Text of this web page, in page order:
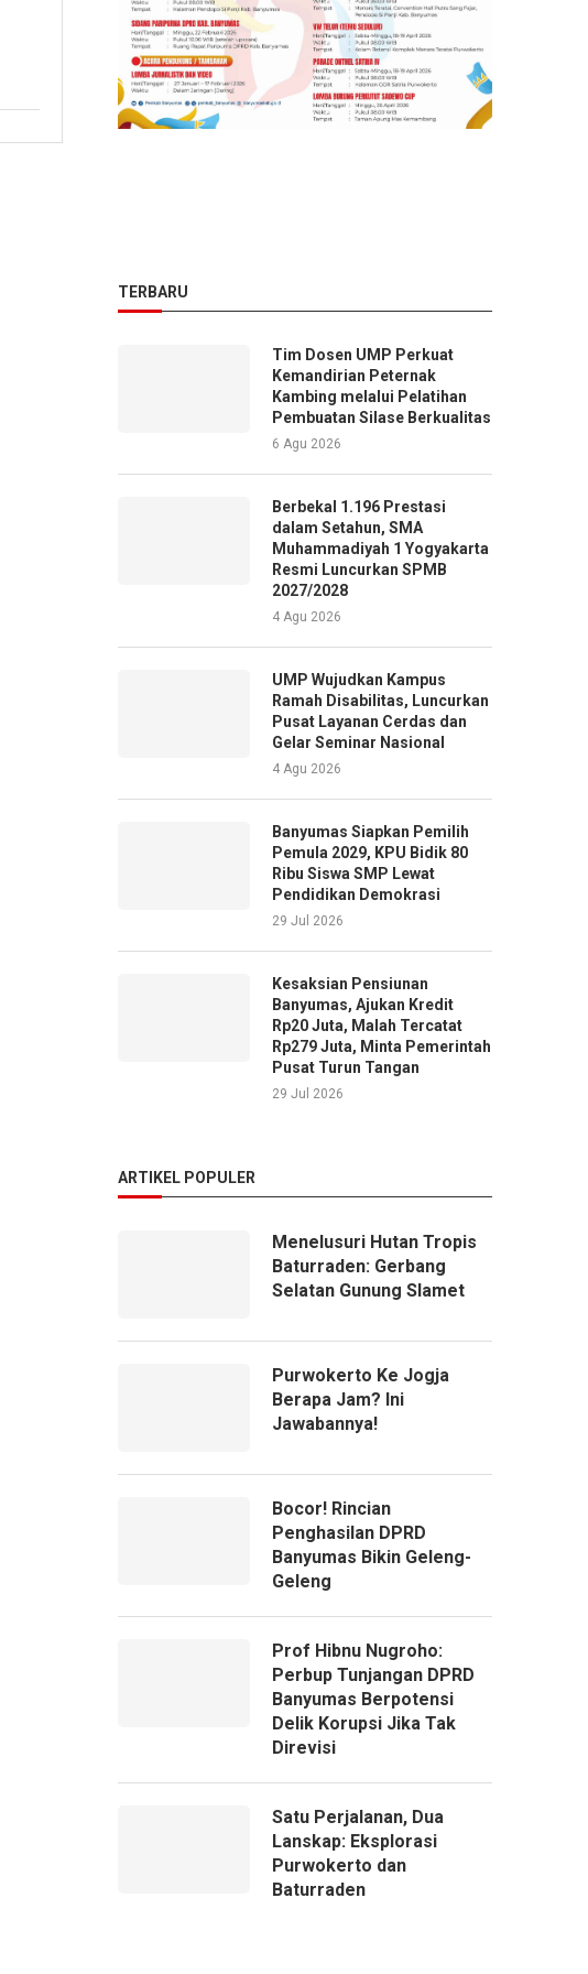
TERBARU
Tim Dosen UMP Perkuat
Kemandirian Peternak
Kambing melalui Pelatihan
Pembuatan Silase Berkualitas
6 Agu 2026
Berbekal 1.196 Prestasi
dalam Setahun, SMA
Muhammadiyah 1 Yogyakarta
Resmi Luncurkan SPMB
2027/2028
4 Agu 2026
UMP Wujudkan Kampus
Ramah Disabilitas, Luncurkan
Pusat Layanan Cerdas dan
Gelar Seminar Nasional
4 Agu 2026
Banyumas Siapkan Pemilih
Pemula 2029, KPU Bidik 80
Ribu Siswa SMP Lewat
Pendidikan Demokrasi
29 Jul 2026
Kesaksian Pensiunan
Banyumas, Ajukan Kredit
Rp20 Juta, Malah Tercatat
Rp279 Juta, Minta Pemerintah
Pusat Turun Tangan
29 Jul 2026
ARTIKEL POPULER
Menelusuri Hutan Tropis
Baturraden: Gerbang
Selatan Gunung Slamet
Purwokerto Ke Jogja
Berapa Jam? Ini
Jawabannya!
Bocor! Rincian
Penghasilan DPRD
Banyumas Bikin Geleng-
Geleng
Prof Hibnu Nugroho:
Perbup Tunjangan DPRD
Banyumas Berpotensi
Delik Korupsi Jika Tak
Direvisi
Satu Perjalanan, Dua
Lanskap: Eksplorasi
Purwokerto dan
Baturraden